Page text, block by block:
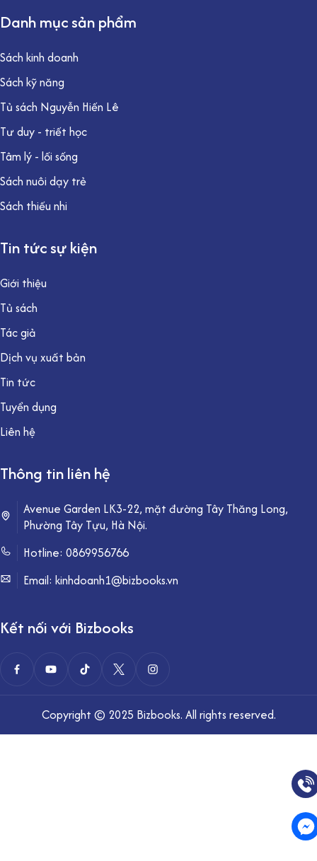
Danh mục sản phẩm
Sách kinh doanh
Sách kỹ năng
Tủ sách Nguyễn Hiến Lê
Tư duy - triết học
Tâm lý - lối sống
Sách nuôi dạy trẻ
Sách thiếu nhi
Tin tức sự kiện
Giới thiệu
Tủ sách
Tác giả
Dịch vụ xuất bản
Tin tức
Tuyển dụng
Liên hệ
Thông tin liên hệ
Avenue Garden LK3-22, mặt đường Tây Thăng Long,
Phường Tây Tựu, Hà Nội.
Hotline: 0869956766
Email: kinhdoanh1@bizbooks.vn
Kết nối với Bizbooks
Copyright © 2025 Bizbooks. All rights reserved.